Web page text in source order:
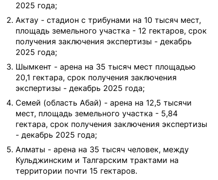
2025 года;
Актау - стадион с трибунами на 10 тысяч мест,
площадь земельного участка - 12 гектаров, срок
получения заключения экспертизы - декабрь
2025 года;
Шымкент - арена на 35 тысяч мест площадью
20,1 гектара, срок получения заключения
экспертизы - декабрь 2025 года;
Семей (область Абай) - арена на 12,5 тысячи
мест, площадь земельного участка - 5,84
гектара, срок получения заключения экспертизы
- декабрь 2025 года;
Алматы - арена на 35 тысяч человек, между
Кульджинским и Талгарским трактами на
территории почти 15 гектаров.